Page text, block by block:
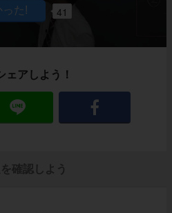
41
ェアしよう！
確認しよう